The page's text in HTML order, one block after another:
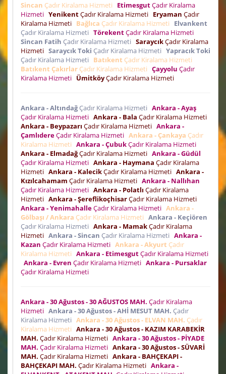
Sincan Çadır Kiralama Hizmeti EtimesgutÇadır Kiralama
Hizmeti YenikentÇadır Kiralama Hizmeti Eryaman Çadır
Kiralama Hizmeti Bağlıca Çadır Kiralama Hizmeti
Elvankent
Çadır Kiralama Hizmeti TörekentÇadır Kiralama Hizmeti
Sincan Fatih Çadır Kiralama Hizmeti SaraycıkÇadır Kiralama
Hizmeti Saraycık Toki Çadır Kiralama Hizmeti Yapracık Toki
Çadır Kiralama Hizmeti
Batıkent Çadır Kiralama Hizmeti
Batıkent Çakırlar Çadır Kiralama Hizmeti Çayyolu Çadır
Kiralama Hizmeti ÜmitköyÇadır Kiralama Hizmeti
Ankara - AltındağÇadır Kiralama Hizmeti Ankara - Ayaş
Çadır Kiralama Hizmeti Ankara - Bala Çadır Kiralama Hizmeti
Ankara - Beypazarı Çadır Kiralama Hizmeti Ankara -
ÇamlıdereÇadır Kiralama Hizmeti Ankara - Çankaya Çadır
Kiralama Hizmeti Ankara - ÇubukÇadır Kiralama Hizmeti
Ankara - ElmadağÇadır Kiralama Hizmeti Ankara - Güdül
Çadır Kiralama Hizmeti Ankara - Haymana Çadır Kiralama
Hizmeti Ankara - KalecikÇadır Kiralama Hizmeti Ankara -
Kızılcahamam Çadır Kiralama Hizmeti Ankara - Nallıhan
Çadır Kiralama Hizmeti Ankara - Polatlı Çadır Kiralama
Hizmeti Ankara - ŞereflikoçhisarÇadır Kiralama Hizmeti
Ankara - YenimahalleÇadır Kiralama Hizmeti Ankara -
Gölbaşı / Ankara Çadır Kiralama Hizmeti Ankara - Keçiören
Çadır Kiralama Hizmeti Ankara - MamakÇadır Kiralama
Hizmeti Ankara - Sincan Çadır Kiralama Hizmeti Ankara -
Kazan Çadır Kiralama Hizmeti Ankara - Akyurt Çadır
Kiralama Hizmeti Ankara - EtimesgutÇadır Kiralama Hizmeti
Ankara - Evren Çadır Kiralama Hizmeti Ankara - Pursaklar
Çadır Kiralama Hizmeti
Ankara - 30 Ağustos - 30 AĞUSTOS MAH. Çadır Kiralama
Hizmeti Ankara - 30 Ağustos - AHİ MESUT MAH. Çadır
Kiralama Hizmeti Ankara - 30 Ağustos - ELVAN MAH. Çadır
Kiralama Hizmeti Ankara - 30 Ağustos - KAZIM KARABEKİR
MAH. Çadır Kiralama Hizmeti Ankara - 30 Ağustos - PİYADE
MAH. Çadır Kiralama Hizmeti Ankara - 30 Ağustos - SÜVARİ
MAH. Çadır Kiralama Hizmeti Ankara - BAHÇEKAPI -
BAHÇEKAPI MAH. Çadır Kiralama Hizmeti Ankara -